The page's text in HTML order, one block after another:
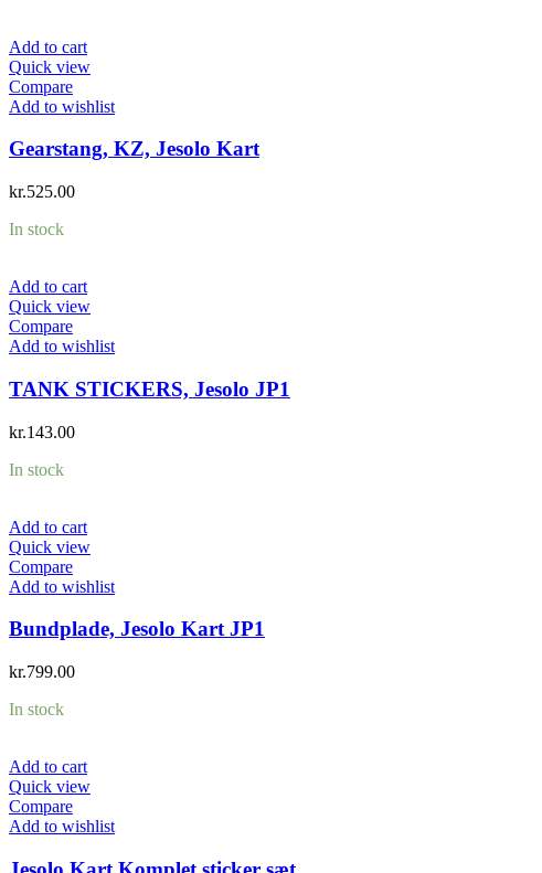
Add to cart
Quick view
Compare
Add to wishlist
Gearstang, KZ, Jesolo Kart
kr.525.00
In stock
Add to cart
Quick view
Compare
Add to wishlist
TANK STICKERS, Jesolo JP1
kr.143.00
In stock
Add to cart
Quick view
Compare
Add to wishlist
Bundplade, Jesolo Kart JP1
kr.799.00
In stock
Add to cart
Quick view
Compare
Add to wishlist